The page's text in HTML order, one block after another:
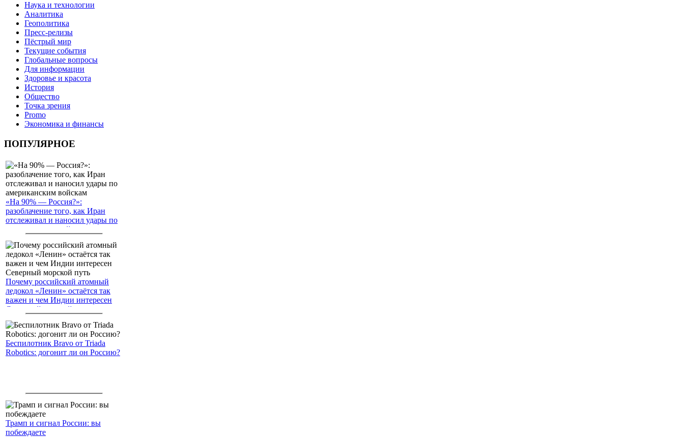
Наука и технологии
Аналитика
Геополитика
Пресс-релизы
Пёстрый мир
Текущие события
Глобальные вопросы
Для информации
Здоровье и красота
История
Общество
Точка зрения
Promo
Экономика и финансы
ПОПУЛЯРНОЕ
«На 90% — Россия?»:
разоблачение того, как Иран
отслеживал и наносил удары по
американским войскам
Почему российский атомный
ледокол «Ленин» остаётся так
важен и чем Индии интересен
Северный морской путь
Беспилотник Bravo от Triada
Robotics: догонит ли он Россию?
Трамп и сигнал России: вы
побеждаете